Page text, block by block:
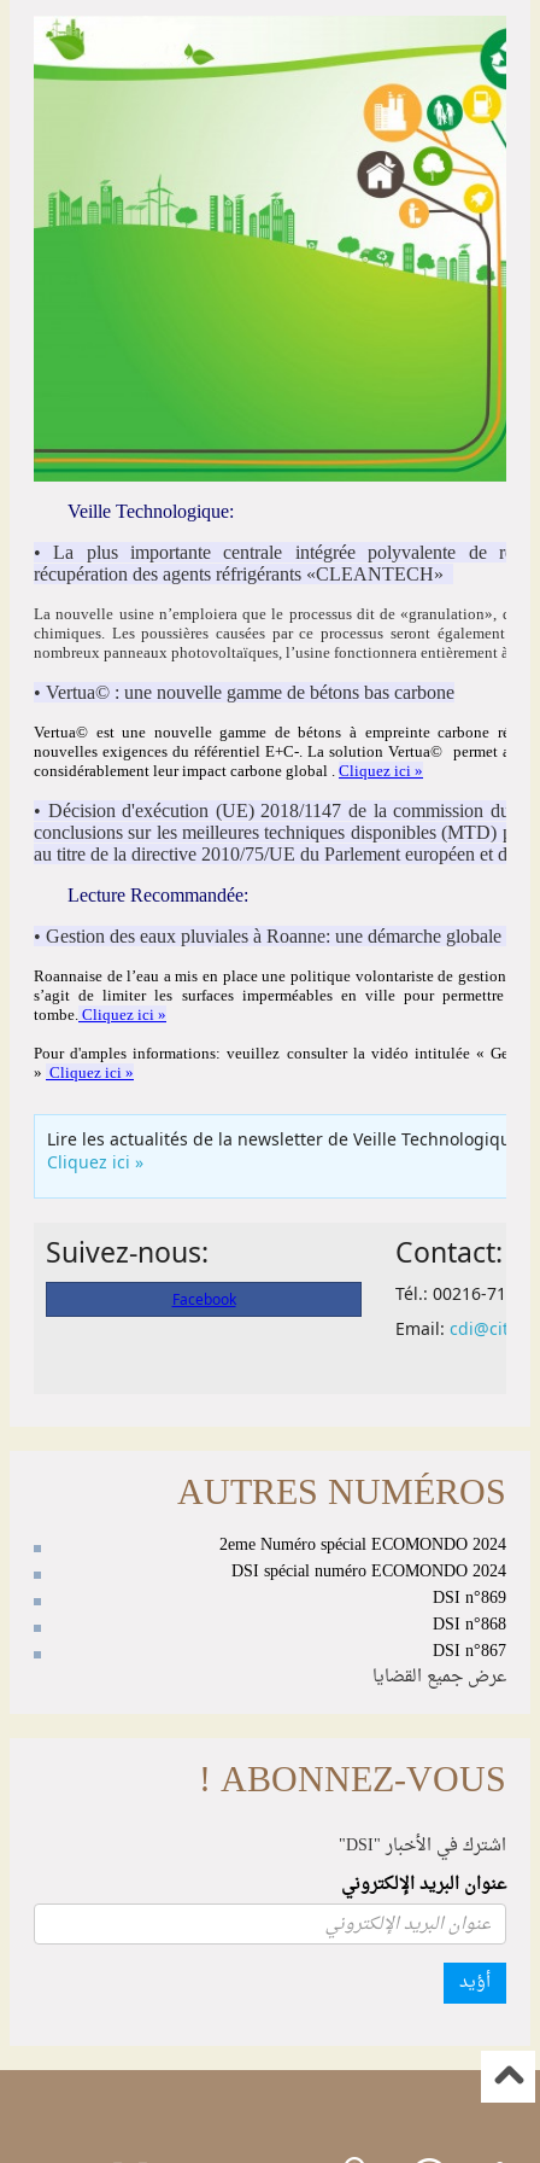
AUTRES NUMÉROS
2eme Numéro spécial ECOMONDO 2024
DSI spécial numéro ECOMONDO 2024
DSI n°869
DSI n°868
DSI n°867
عرض جميع القضايا
ABONNEZ-VOUS !
اشترك في الأخبار "DSI"
عنوان البريد الإلكتروني
أؤيد